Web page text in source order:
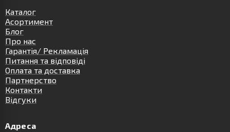
Каталог
Асортимент
Блог
Про нас
Гарантія/ Рекламація
Питання та відповіді
Оплата та доставка
Партнерство
Контакти
Відгуки
Адреса